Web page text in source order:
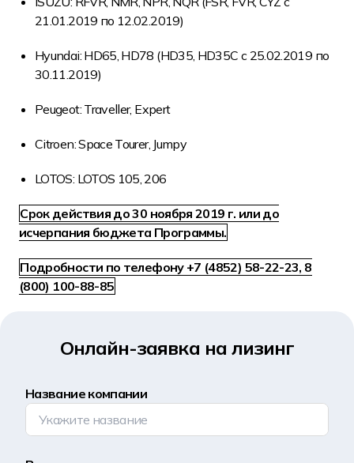
21.01.2019 по 12.02.2019)
Hyundai: HD65, HD78 (HD35, HD35C с 25.02.2019 по
30.11.2019)
Peugeot: Traveller, Expert
Citroen: Space Tourer, Jumpy
LOTOS: LOTOS 105, 206
Срок действия до 30 ноября 2019 г. или до
исчерпания бюджета Программы.
Подробности по телефону +7 (4852) 58-22-23, 8
(800) 100-88-85
Онлайн-заявка на лизинг
Название компании